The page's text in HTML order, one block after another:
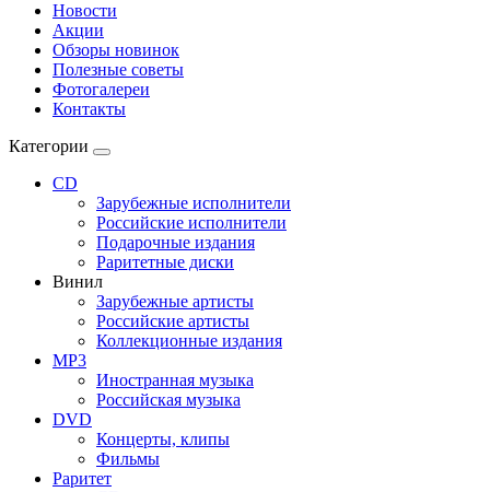
Новости
Акции
Обзоры новинок
Полезные советы
Фотогалереи
Контакты
Категории
CD
Зарубежные исполнители
Российские исполнители
Подарочные издания
Раритетные диски
Винил
Зарубежные артисты
Российские артисты
Коллекционные издания
MP3
Иностранная музыка
Российская музыка
DVD
Концерты, клипы
Фильмы
Раритет